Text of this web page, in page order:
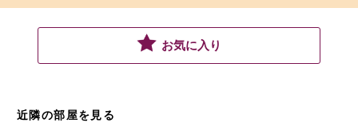
お気に入り
近隣の部屋を見る